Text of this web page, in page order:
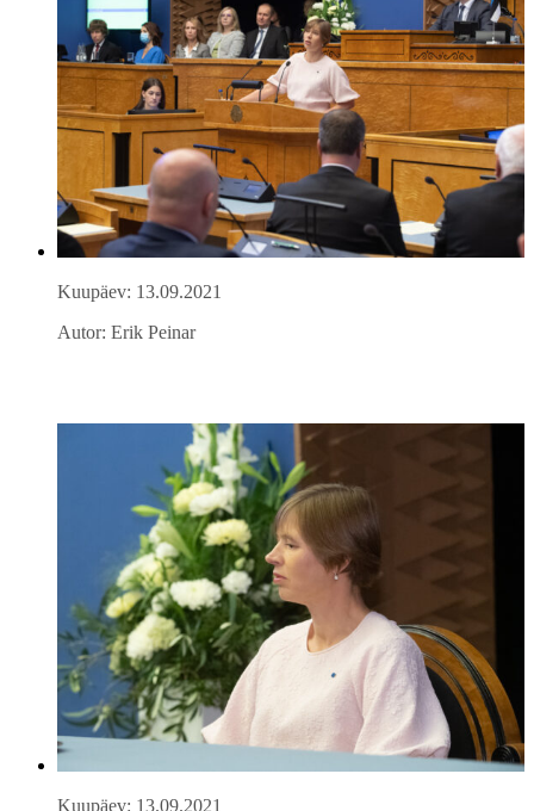
Kuupäev: 13.09.2021
Autor: Erik Peinar
Kuupäev: 13.09.2021